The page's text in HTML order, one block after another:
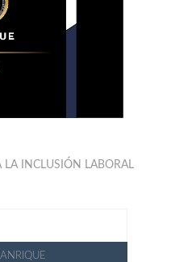
LA INCLUSIÓN LABORAL